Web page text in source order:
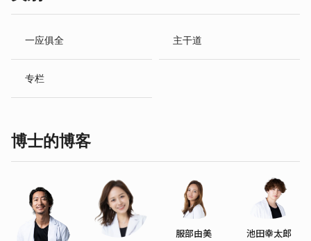
一应俱全 主干道
专栏
博士的博客
服部由美 池田幸太郎